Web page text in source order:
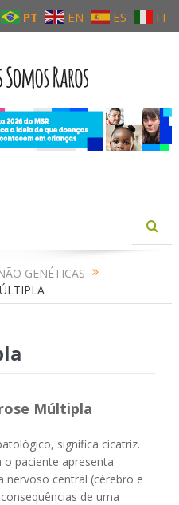
PT EN ES IT
GENÉTICAS
Múltipla
significa cicatriz.
o paciente apresenta
nervoso central (cérebro e
de uma